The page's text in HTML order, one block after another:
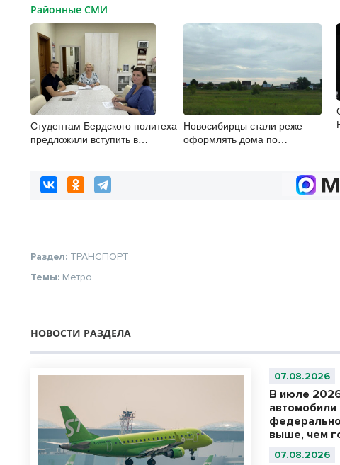
Районные СМИ
Студентам Бердского политеха
предложили вступить в
Новосибирцы стали реже
оформлять дома по
Раздел: ТРАНСПОРТ
Темы: Метро
НОВОСТИ РАЗДЕЛА
07.08.2026
В июле
выше, чем
07.08.2026